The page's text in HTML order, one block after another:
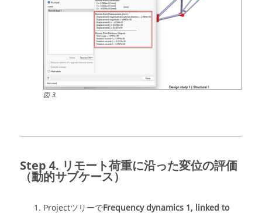
図3.
リモート荷重に沿った変位の評価
（動的サブケース）
ProjectツリーでFrequency dynamics 1, linked to